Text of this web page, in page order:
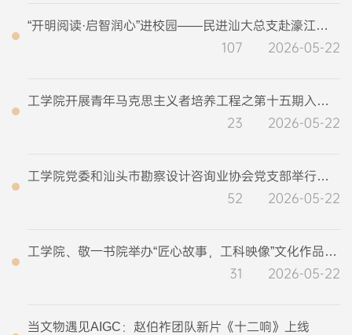
“开明阅读·启智润心”进校园——民进汕大总支赴濠江区开展社会服务主题活动
107 2026-05-22
工学院开展青年马克思主义者培养工程之第十五期入党积极分子培训班（三）
23 2026-05-22
工学院党委和汕头市勘察设计咨询业协会党支部举行党建共建签约仪式暨产教融合实践教学基地授牌仪式
52 2026-05-22
工学院、敬一书院举办“匠心故事，工科映像”文化作品主题赛
31 2026-05-22
‌当文物遇见AIGC：赵伯祚团队新片《十二响》上线‌